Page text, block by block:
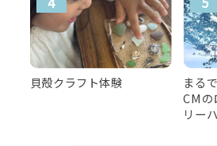
貝殻クラフト体験
まる
CMの
リー